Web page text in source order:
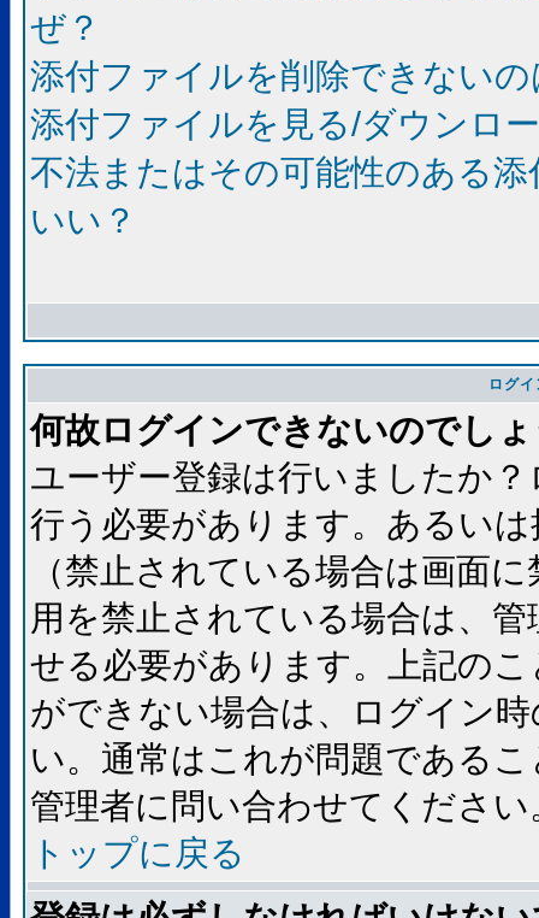
ぜ？
添付ファイルを削除できない
添付ファイルを見る/ダウンロ
不法またはその可能性のある
いい？
ログ
何故ログインできないのでし
ユーザー登録は行いましたか
行う必要があります。あるい
（禁止されている場合は画面
用を禁止されている場合は、
せる必要があります。上記の
ができない場合は、ログイン
い。通常はこれが問題である
管理者に問い合わせてください
トップに戻る